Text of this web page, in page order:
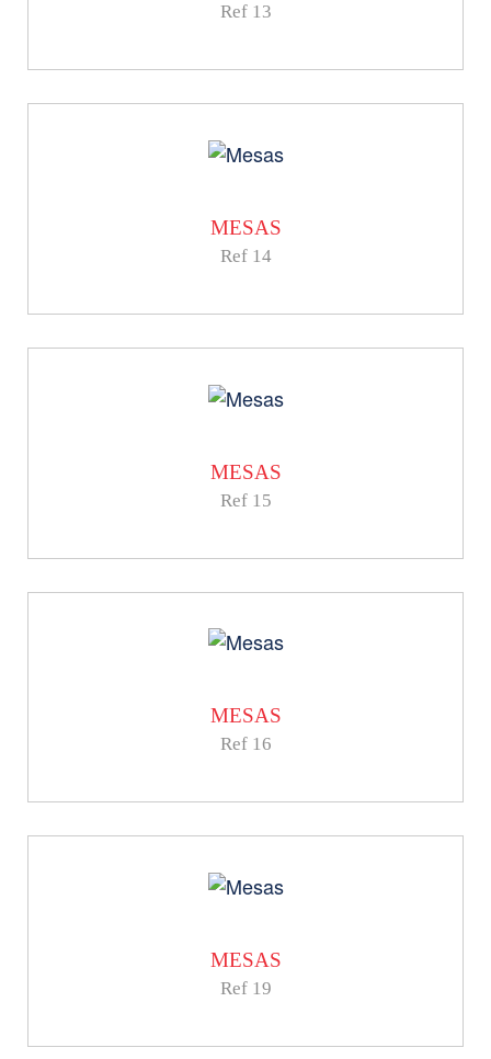
Ref 13
MESAS
Ref 14
MESAS
Ref 15
MESAS
Ref 16
MESAS
Ref 19